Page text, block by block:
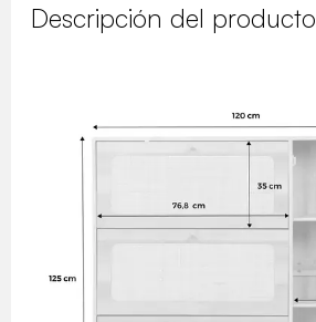
Descripción del producto